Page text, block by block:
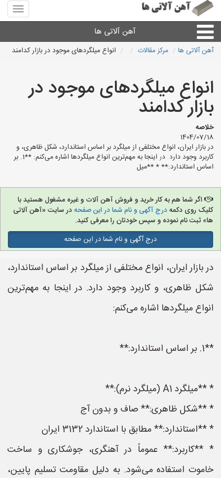
منوی
سایت
آلاتی
ها
آهن آلاتی ها
ورق
سایر آهن آلات
آهن آلاتی ها مرکز مقالات انواع میلگردهای موجود در بازار کدامند
انواع میلگردهای موجود در
بازار کدامند
خلاصه
1404/07/18
در بازار ایران، انواع مختلفی از میلگرد بر اساس استاندارد، شکل ظاهری، و
کاربرد وجود دارد. در اینجا به مهم‌ترین انواع میلگردها اشاره می‌کنم: **1. بر
اساس استاندارد:** * **میل
اگر شما هم به کار خرید و فروش آهن آلات و غیره مشغول هستید با
کلیک روی دکمهدرج آگهی و نام شما در این صفحهدر سایت «آهن آلاتی
ها» ثبت نام نموده و سپس خودتان را معرفی کنید.
درج آگهی و نام شما در این صفحه
در بازار ایران، انواع مختلفی از میلگرد بر اساس استاندارد،
شکل ظاهری، و کاربرد وجود دارد. در اینجا به مهم‌ترین
انواع میلگردها اشاره می‌کنم:
**1. بر اساس استاندارد:**
* **میلگرد A1 (میلگرد نرم):**
* **شکل ظاهری:** صاف و بدون آج
* **استاندارد:** مطابق با استاندارد 3132 ایران
* **کاربرد:** عموماً در آهنگری، جوشکاری و ساخت
خاموت استفاده می‌شود. به دلیل مقاومت تسلیم پایین،